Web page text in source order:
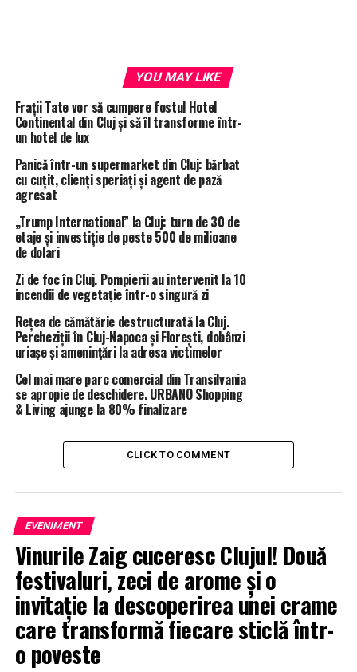
YOU MAY LIKE
Frații Tate vor să cumpere fostul Hotel
Continental din Cluj și să îl transforme într-
un hotel de lux
Panicǎ într-un supermarket din Cluj: bărbat
cu cuțit, clienți speriați și agent de pază
agresat
„Trump International” la Cluj: turn de 30 de
etaje și investiție de peste 500 de milioane
de dolari
Zi de foc în Cluj. Pompierii au intervenit la 10
incendii de vegetație într-o singură zi
Rețea de cămătărie destructurată la Cluj.
Percheziții în Cluj-Napoca și Florești, dobânzi
uriașe și amenințări la adresa victimelor
Cel mai mare parc comercial din Transilvania
se apropie de deschidere. URBANO Shopping
& Living ajunge la 80% finalizare
CLICK TO COMMENT
EVENIMENT
Vinurile Zaig cuceresc Clujul! Două
festivaluri, zeci de arome și o
invitație la descoperirea unei crame
care transformă fiecare sticlă într-
o poveste